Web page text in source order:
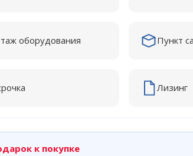
оборудования Пункт
Лизинг
к покупке